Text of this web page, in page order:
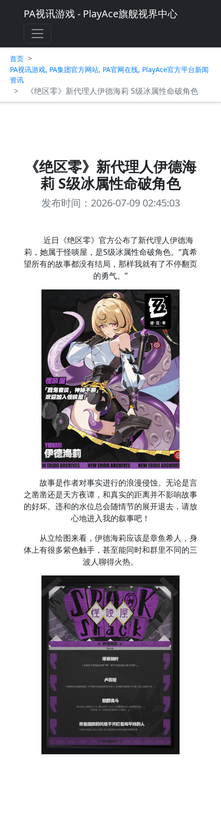
PA视讯游戏 - PlayAce旗舰视界中心
首页 >
PA视讯游戏, PA集团官方网站, PA官网在线, PlayAce官方平台新闻
资讯
> 《绝区零》新代理人伊德海莉 S级冰属性命破角色
《绝区零》新代理人伊德海
莉 S级冰属性命破角色
发布时间：2026-07-09 02:45:03
近日《绝区零》官方公布了新代理人伊德海
莉，她属于怪啖屋，是S级冰属性命破角色。“真希
望所有的故事都没有结局，那样我就有了不停翻页
的勇气。”
故事是作者对事实进行的浪漫侵蚀。无论是言
之凿凿还是天方夜谭，和真实的距离并不影响故事
的好坏。违和的水位总会随情节的展开退去，请放
心地进入我的叙事吧！
从立绘图来看，伊德海莉应该是章鱼希人，身
体上有很多紫色触手，甚至能同时和群里不同的三
波人聊得火热。